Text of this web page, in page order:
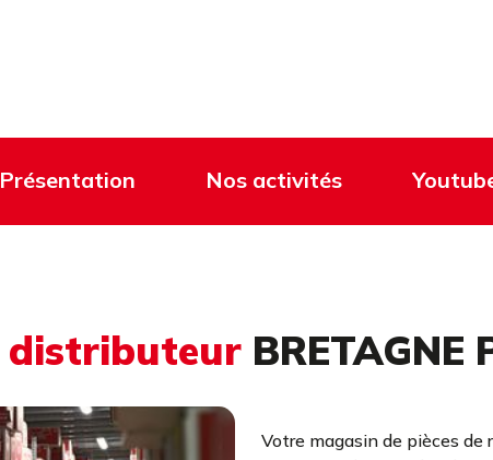
Présentation Nos activités
distributeur BRETAGNE
Votre magasin de pièces